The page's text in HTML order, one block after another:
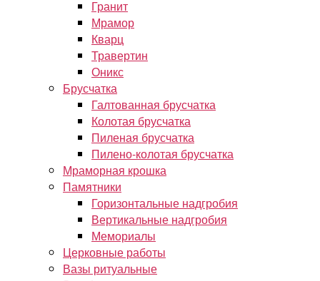
Гранит
Мрамор
Кварц
Травертин
Оникс
Брусчатка
Галтованная брусчатка
Колотая брусчатка
Пиленая брусчатка
Пилено-колотая брусчатка
Мраморная крошка
Памятники
Горизонтальные надгробия
Вертикальные надгробия
Мемориалы
Церковные работы
Вазы ритуальные